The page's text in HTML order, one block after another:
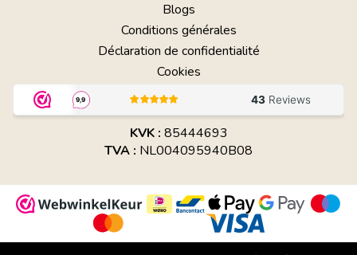
Blogs
Conditions générales
Déclaration de confidentialité
Cookies
KVK : 85444693
TVA : NL004095940B08